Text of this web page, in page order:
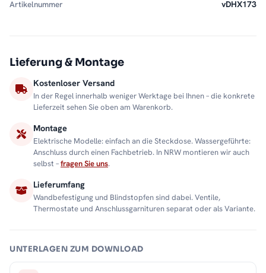
Artikelnummer vDHX173
Lieferung & Montage
Kostenloser Versand
In der Regel innerhalb weniger Werktage bei Ihnen – die konkrete
Lieferzeit sehen Sie oben am Warenkorb.
Montage
Elektrische Modelle: einfach an die Steckdose. Wassergeführte:
Anschluss durch einen Fachbetrieb. In NRW montieren wir auch
selbst –fragen Sie uns.
Lieferumfang
Wandbefestigung und Blindstopfen sind dabei. Ventile,
Thermostate und Anschlussgarnituren separat oder als Variante.
UNTERLAGEN ZUM DOWNLOAD